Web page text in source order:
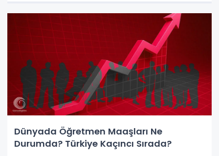
Dünyada Öğretmen Maaşları Ne
Durumda? Türkiye Kaçıncı Sırada?